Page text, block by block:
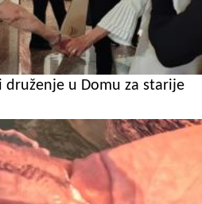
druženje u Domu za starije